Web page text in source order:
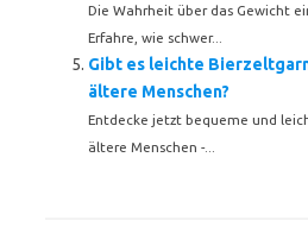
Die Wahrheit über das Gewicht
Erfahre, wie schwer...
Gibt es leichte
ältere Menschen?
Entdecke jetzt bequeme und
ältere Menschen -...